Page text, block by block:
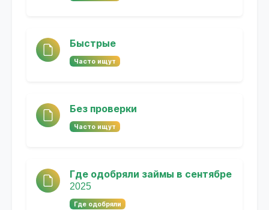
Быстрые
Часто ищут
Без проверки
Часто ищут
Где одобряли займы в сентябре
2025
Где одобряли